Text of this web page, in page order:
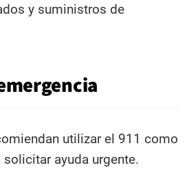
y suministros de
utilizar el 911 como
ayuda urgente.